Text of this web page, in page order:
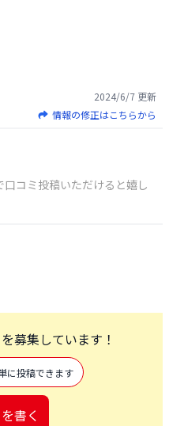
2024/6/7 更新
情報の修正はこちらから
コミ投稿いただけると嬉し
募集しています！
に投稿できます
書く